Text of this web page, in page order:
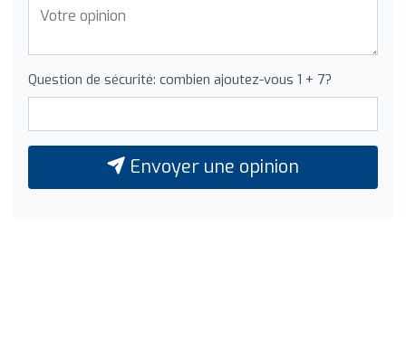
Question de sécurité: combien ajoutez-vous 1 + 7?
Envoyer une opinion